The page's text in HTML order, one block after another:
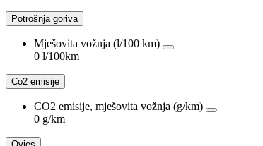
Potrošnja goriva
Mješovita vožnja (l/100 km)
0 l/100km
Co2 emisije
CO2 emisije, mješovita vožnja (g/km)
0 g/km